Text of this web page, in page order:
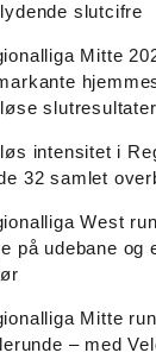
slutcifre
Mitte
slutresultater
intensitet i
32 samlet
West
på udebane
Mitte
– med